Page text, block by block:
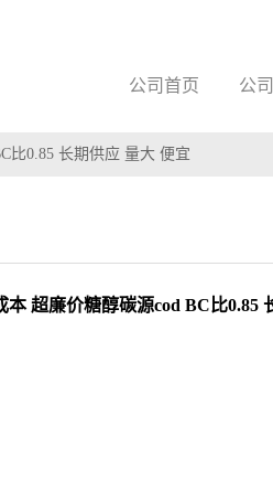
公司首页 公
比0.85 长期供应 量大 便宜
本 超廉价糖醇碳源cod BC比0.85